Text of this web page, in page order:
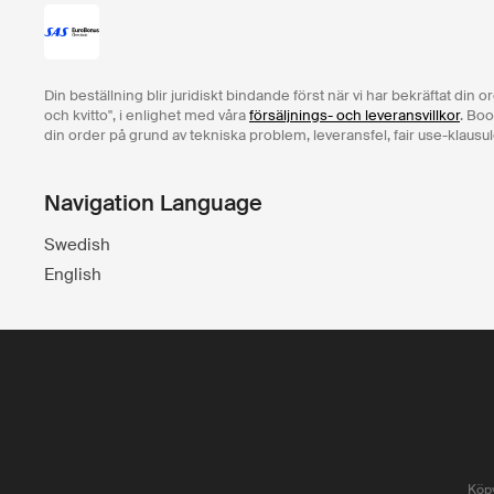
Din beställning blir juridiskt bindande först när vi har bekräftat din
och kvitto", i enlighet med våraförsäljnings- och leveransvillkor.
din order på grund av tekniska problem, leveransfel, fair use-
Navigation Language
Swedish
English